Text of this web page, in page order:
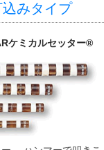
みタイプ
ケミカルセッター®